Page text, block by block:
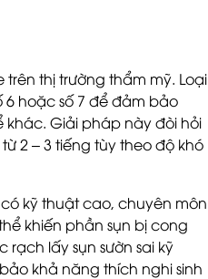
trên thị trường thẩm mỹ. Loại
6 hoặc số 7 để đảm bảo
Giải pháp này đòi hỏi
2 – 3 tiếng tùy theo độ khó
kỹ thuật cao, chuyên môn
khiến phần sụn bị cong
lấy sụn sườn sai kỹ
khả năng thích nghi sinh